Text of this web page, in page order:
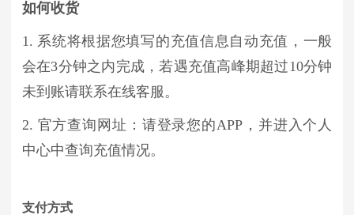
如何收货
1. 系统将根据您填写的充值信息自动充值，一般
会在3分钟之内完成，若遇充值高峰期超过10分钟
未到账请联系在线客服。
2. 官方查询网址：请登录您的APP，并进入个人
中心中查询充值情况。
支付方式